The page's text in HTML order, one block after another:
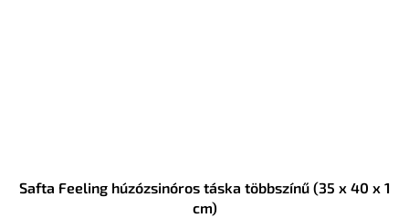
Safta Feeling húzózsinóros táska többszínű (35 x 40 x 1
cm)